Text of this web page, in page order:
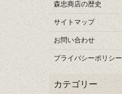
森忠商店の歴史
サイトマップ
お問い合わせ
プライバシーポリシー